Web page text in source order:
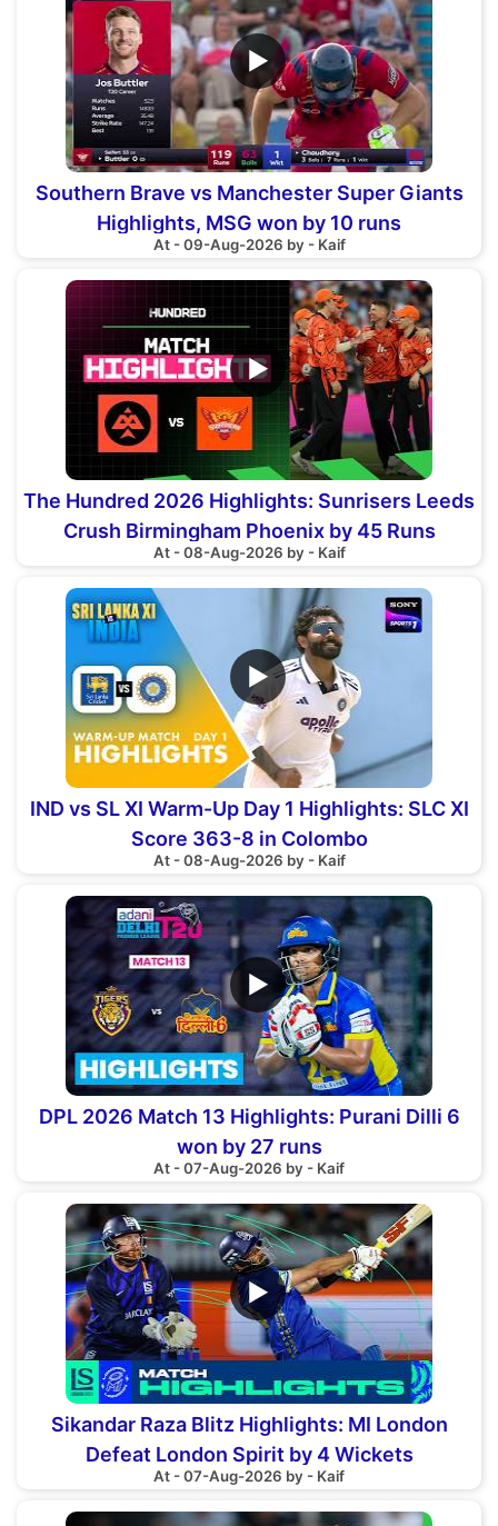
▶
Southern Brave vs Manchester Super Giants
Highlights, MSG won by 10 runs
At - 09-Aug-2026 by - Kaif
▶
The Hundred 2026 Highlights: Sunrisers Leeds
Crush Birmingham Phoenix by 45 Runs
At - 08-Aug-2026 by - Kaif
▶
IND vs SL XI Warm-Up Day 1 Highlights: SLC XI
Score 363-8 in Colombo
At - 08-Aug-2026 by - Kaif
▶
DPL 2026 Match 13 Highlights: Purani Dilli 6
won by 27 runs
At - 07-Aug-2026 by - Kaif
▶
Sikandar Raza Blitz Highlights: MI London
Defeat London Spirit by 4 Wickets
At - 07-Aug-2026 by - Kaif